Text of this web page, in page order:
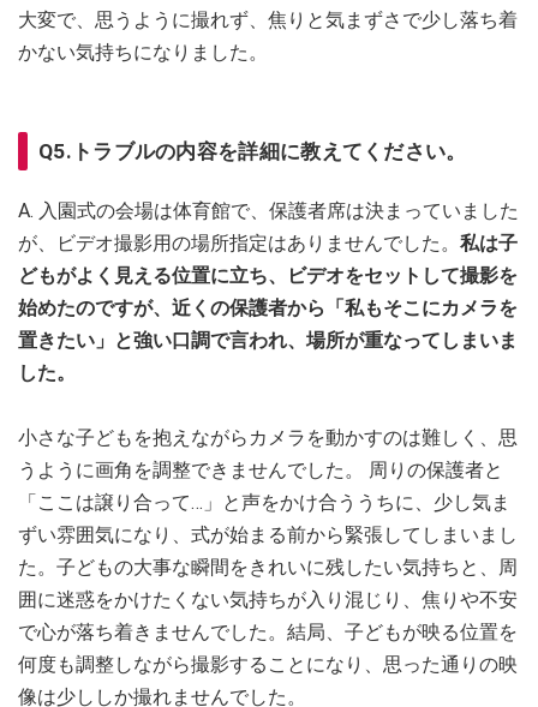
大変で、思うように撮れず、焦りと気まずさで少し落ち着
かない気持ちになりました。
Q5.トラブルの内容を詳細に教えてください。
A. 入園式の会場は体育館で、保護者席は決まっていました
が、ビデオ撮影用の場所指定はありませんでした。 私は子
どもがよく見える位置に立ち、ビデオをセットして撮影を
始めたのですが、近くの保護者から「私もそこにカメラを
置きたい」と強い口調で言われ、場所が重なってしまいま
した。
小さな子どもを抱えながらカメラを動かすのは難しく、思
うように画角を調整できませんでした。 周りの保護者と
「ここは譲り合って…」と声をかけ合ううちに、少し気ま
ずい雰囲気になり、式が始まる前から緊張してしまいまし
た。子どもの大事な瞬間をきれいに残したい気持ちと、周
囲に迷惑をかけたくない気持ちが入り混じり、焦りや不安
で心が落ち着きませんでした。結局、子どもが映る位置を
何度も調整しながら撮影することになり、思った通りの映
像は少ししか撮れませんでした。